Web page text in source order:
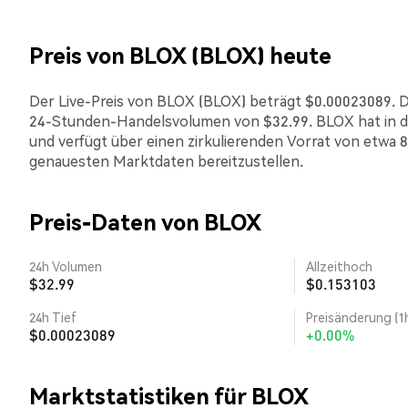
Preis von BLOX (BLOX) heute
Der Live-Preis von BLOX (BLOX) beträgt
24-Stunden-Handelsvolumen von $32.99. BLOX hat
und verfügt über einen zirkulierenden Vorrat von etwa
genauesten Marktdaten bereitzustellen.
Preis-Daten von BLOX
24h Volumen
$32.99
Allzeithoch
$0.153103
24h Tief
$0.00023089
Preisänderung
+0.00%
Marktstatistiken für BLOX